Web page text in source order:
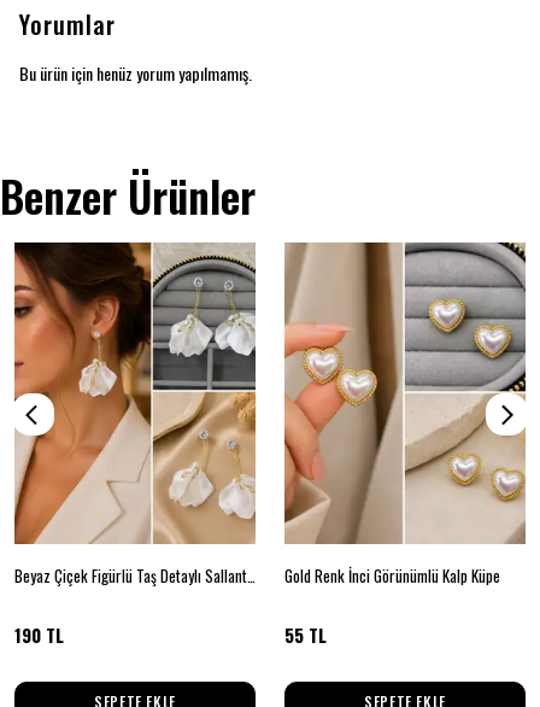
Yorumlar
Bu ürün için henüz yorum yapılmamış.
Benzer Ürünler
Beyaz Çiçek Figürlü Taş Detaylı Sallantılı Küpe
190 TL
SEPETE EKLE
Gold Renk İnci Görünümlü Kalp Küpe
55 TL
SEPETE EKLE